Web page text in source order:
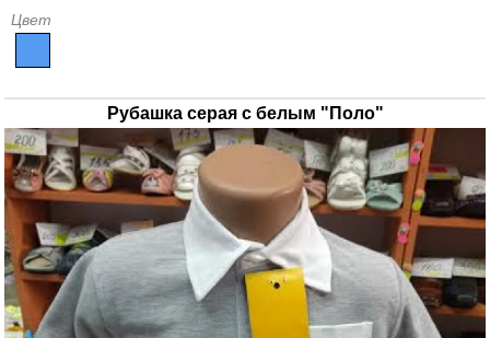
Цвет
Рубашка серая с белым "Поло"